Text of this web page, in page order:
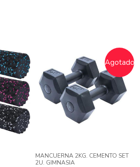
Agotado
MANCUERNA 2KG. CEMENTO SET
2U. GIMNASIA